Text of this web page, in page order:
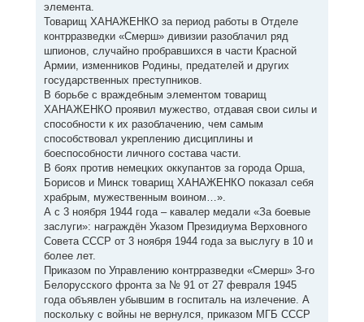
элемента.
Товарищ ХАНАЖЕНКО за период работы в Отделе
контрразведки «Смерш» дивизии разоблачил ряд
шпионов, случайно пробравшихся в части Красной
Армии, изменников Родины, предателей и других
государственных преступников.
В борьбе с враждебным элементом товарищ
ХАНАЖЕНКО проявил мужество, отдавая свои силы и
способности к их разоблачению, чем самым
способствовал укреплению дисциплины и
боеспособности личного состава части.
В боях против немецких оккупантов за города Орша,
Борисов и Минск товарищ ХАНАЖЕНКО показал себя
храбрым, мужественным воином…».
А с 3 ноября 1944 года – кавалер медали «За боевые
заслуги»: награждён Указом Президиума Верховного
Совета СССР от 3 ноября 1944 года за выслугу в 10 и
более лет.
Приказом по Управлению контрразведки «Смерш» 3-го
Белорусского фронта за № 91 от 27 февраля 1945
года объявлен убывшим в госпиталь на излечение. А
поскольку с войны не вернулся, приказом МГБ СССР